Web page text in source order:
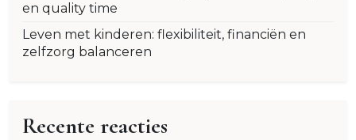
en quality time
Leven met kinderen: flexibiliteit, financiën en
zelfzorg balanceren
Recente reacties